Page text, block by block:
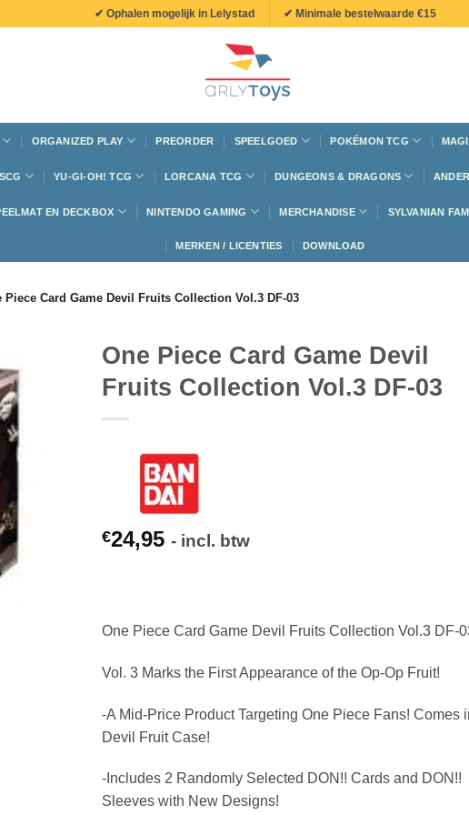
✔ Ophalen mogelijk in Lelystad ✔ Minimale bestelwaarde €15
ORGANIZED PLAY PREORDER SPEELGOED POKÉMON TCG
YU-GI-OH! TCG LORCANA TCG DUNGEONS & DRAGONS
EN DECKBOX NINTENDO GAMING MERCHANDISE SYLVANIAN
MERKEN / LICENTIES DOWNLOAD
Piece Card Game Devil Fruits Collection Vol.3 DF-03
One Piece Card Game Devil
Fruits Collection Vol.3 DF-03
€24,95 - incl. btw
One Piece Card Game Devil Fruits Collection Vol.3 DF-
Vol. 3 Marks the First Appearance of the Op-Op Fruit!
-A Mid-Price Product Targeting One Piece Fans! Comes
Devil Fruit Case!
-Includes 2 Randomly Selected DON!! Cards and DON!!
Sleeves with New Designs!